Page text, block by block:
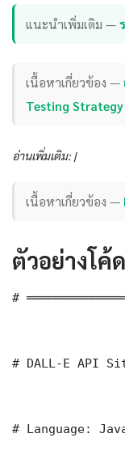
แนะนำเพิ่มเติม —
เนื้อหาเกี่ยวข้อง —
Testing Strategy
อ่านเพิ่มเติม: |
เนื้อหาเกี่ยวข้อง —
ตัวอย่างโ
#
# DALL-E API
# Language: